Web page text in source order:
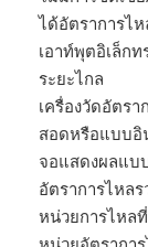
ได้อัตราการไ
เอาท์พุตอิเล็ก
ระยะไกล
เครื่องวัดอัตร
สอดหรือแบบอิ
จอแสดงผลแบ
อัตราการไหลร
หน่วยการไหล